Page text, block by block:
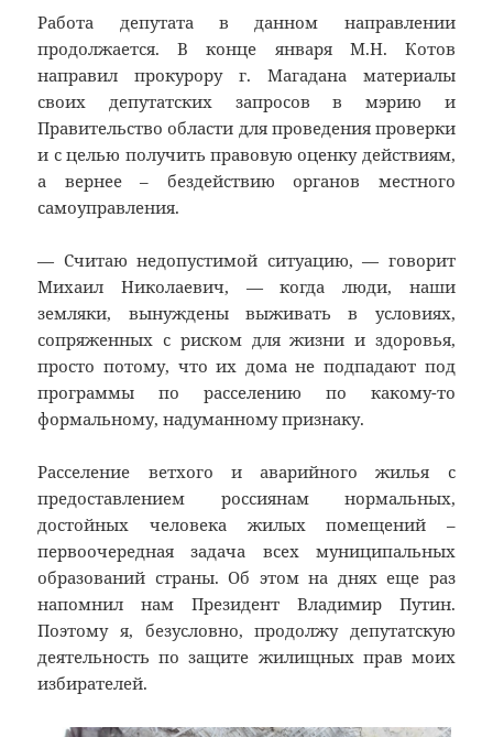
Работа депутата в данном направлении
продолжается. В конце января М.Н. Котов
направил прокурору г. Магадана материалы
своих депутатских запросов в мэрию и
Правительство области для проведения проверки
и с целью получить правовую оценку действиям,
а вернее – бездействию органов местного
самоуправления.
— Считаю недопустимой ситуацию, — говорит
Михаил Николаевич, — когда люди, наши
земляки, вынуждены выживать в условиях,
сопряженных с риском для жизни и здоровья,
просто потому, что их дома не подпадают под
программы по расселению по какому-то
формальному, надуманному признаку.
Расселение ветхого и аварийного жилья с
предоставлением россиянам нормальных,
достойных человека жилых помещений –
первоочередная задача всех муниципальных
образований страны. Об этом на днях еще раз
напомнил нам Президент Владимир Путин.
Поэтому я, безусловно, продолжу депутатскую
деятельность по защите жилищных прав моих
избирателей.